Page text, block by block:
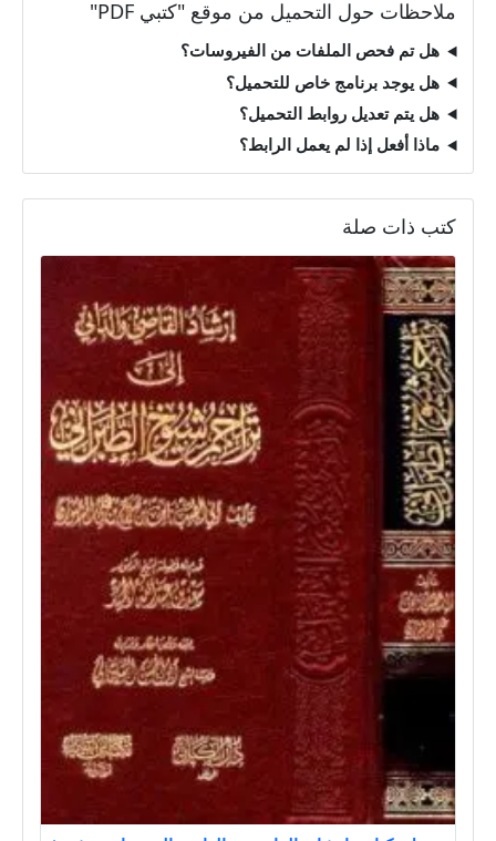
ملاحظات حول التحميل من موقع "كتبي PDF"
هل تم فحص الملفات من الفيروسات؟
هل يوجد برنامج خاص للتحميل؟
هل يتم تعديل روابط التحميل؟
ماذا أفعل إذا لم يعمل الرابط؟
كتب ذات صلة